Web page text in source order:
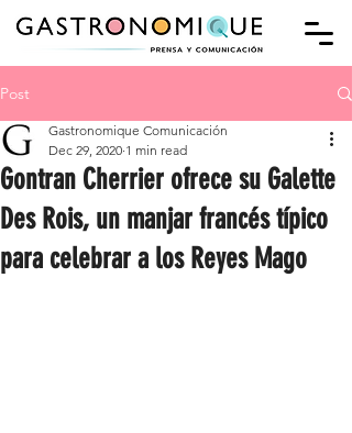
Post
Gontran Cherrier ofrece su Galette
Des Rois, un manjar francés típico
para celebrar a los Reyes Mago
Gastronomique Comunicación
Dec 29, 2020 1 min read